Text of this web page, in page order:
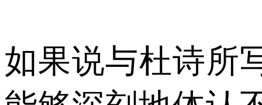
如果说与杜诗所